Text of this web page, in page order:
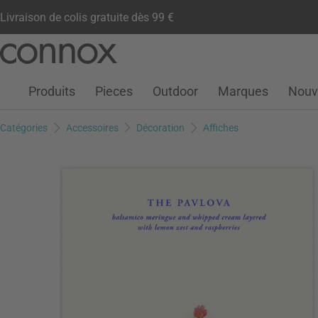
Livraison de colis gratuite dès 99 €
contenu
Compte clientListe de souhaits
Warenkorb
Produits Pieces Outdoor Marques
Catégories Accessoires Décoration Affiches